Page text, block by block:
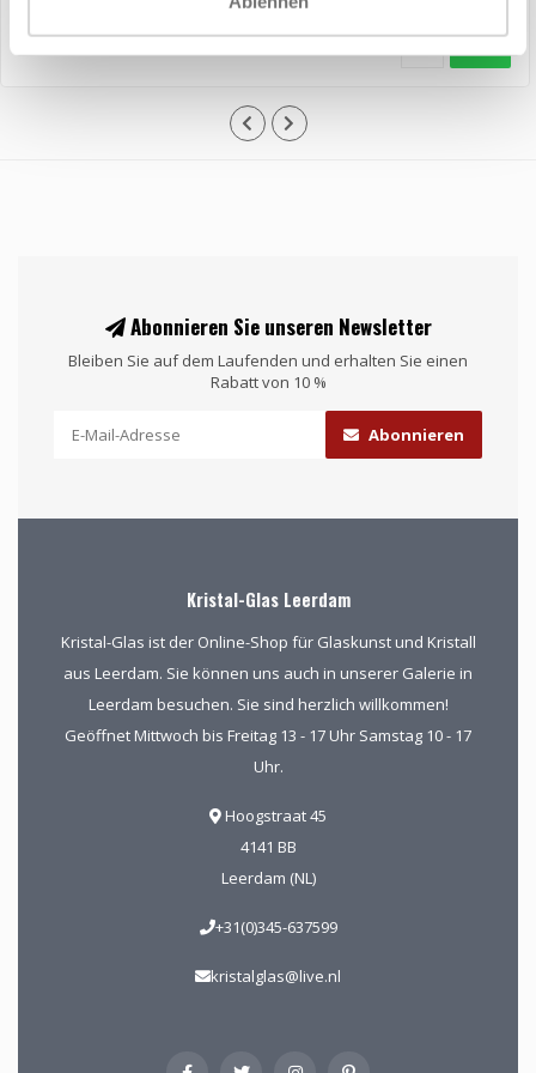
Abonnieren Sie unseren Newsletter
Bleiben Sie auf dem Laufenden und erhalten Sie einen
Rabatt von 10 %
Abonnieren
Kristal-Glas Leerdam
Kristal-Glas ist der Online-Shop für Glaskunst und Kristall
aus Leerdam. Sie können uns auch in unserer Galerie in
Leerdam besuchen. Sie sind herzlich willkommen!
Geöffnet Mittwoch bis Freitag 13 - 17 Uhr Samstag 10 - 17
Uhr.
Hoogstraat 45
4141 BB
Leerdam (NL)
+31(0)345-637599
kristalglas@live.nl